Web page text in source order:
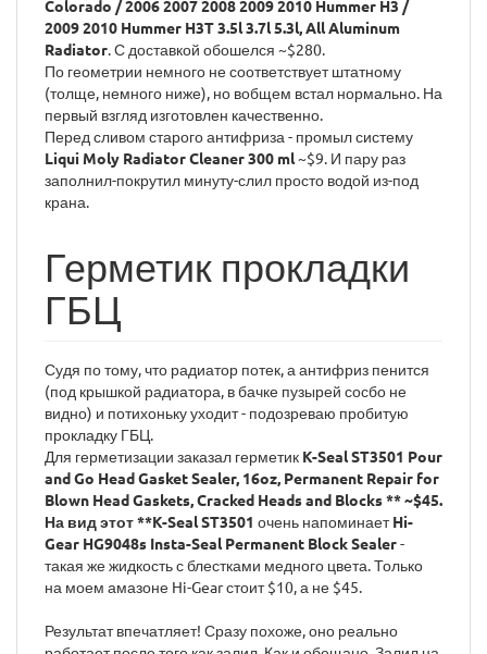
Colorado / 2006 2007 2008 2009 2010 Hummer H3 /
2009 2010 Hummer H3T 3.5l 3.7l 5.3l, All Aluminum
Radiator. С доставкой обошелся ~$280.
По геометрии немного не соответствует штатному
(толще, немного ниже), но вобщем встал нормально. На
первый взгляд изготовлен качественно.
Перед сливом старого антифриза - промыл систему
Liqui Moly Radiator Cleaner 300 ml~$9. И пару раз
заполнил-покрутил минуту-слил просто водой из-под
крана.
Герметик прокладки
ГБЦ
Судя по тому, что радиатор потек, а антифриз пенится
(под крышкой радиатора, в бачке пузырей сосбо не
видно) и потихоньку уходит - подозреваю пробитую
прокладку ГБЦ.
Для герметизации заказал герметик K-Seal ST3501 Pour
and Go Head Gasket Sealer, 16oz, Permanent Repair for
Blown Head Gaskets, Cracked Heads and Blocks ** ~$45.
На вид этот **K-Seal ST3501 очень напоминаетHi-
Gear HG9048s Insta-Seal Permanent Block Sealer-
такая же жидкость с блестками медного цвета. Только
на моем амазоне Hi-Gear стоит $10, а не $45.
Результат впечатляет! Сразу похоже, оно реально